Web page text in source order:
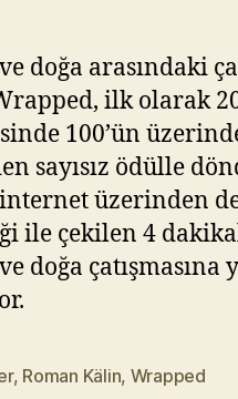
doğa arasındaki
ilk olarak
100’ün
sayısız ödülle
üzerinden
ile çekilen 4
doğa
, Roman Kälin, Wrapped